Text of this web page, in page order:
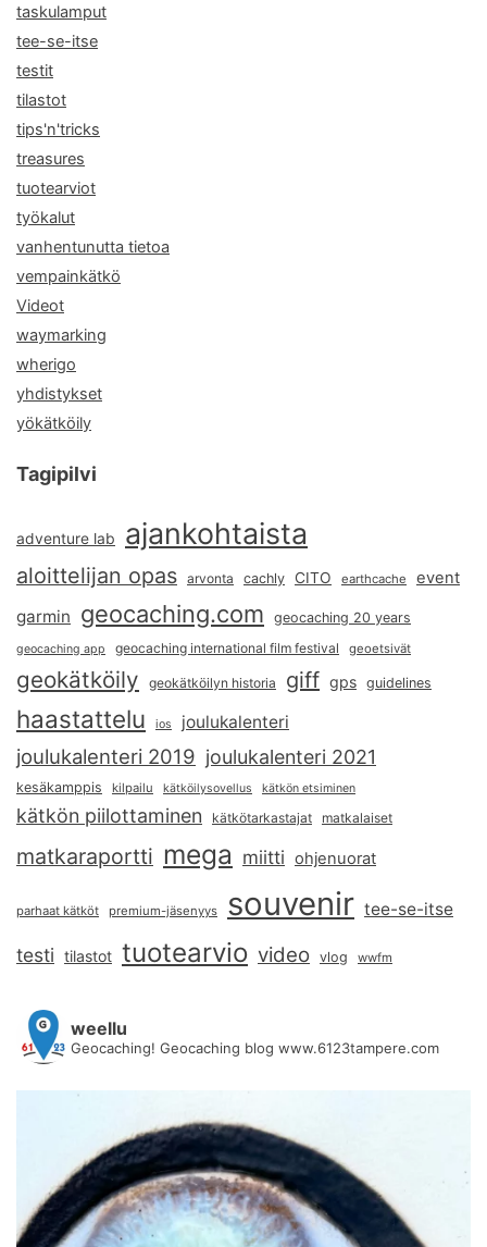
taskulamput
tee-se-itse
testit
tilastot
tips'n'tricks
treasures
tuotearviot
työkalut
vanhentunutta tietoa
vempainkätkö
Videot
waymarking
wherigo
yhdistykset
yökätköily
Tagipilvi
adventure lab ajankohtaista
aloittelijan opas arvonta cachly CITO earthcache event
garmin geocaching.com geocaching 20 years
geocaching app geocaching international film festival geoetsivät
geokätköily geokätköilyn historia giff gps guidelines
haastattelu ios joulukalenteri
joulukalenteri 2019 joulukalenteri 2021
kesäkamppis kilpailu kätköilysovellus kätkön etsiminen
kätkön piilottaminen kätkötarkastajat matkalaiset
matkaraportti mega miitti ohjenuorat
parhaat kätköt premium-jäsenyys souvenir tee-se-itse
testi tilastot tuotearvio video vlog wwfm
weellu
Geocaching! Geocaching blog www.6123tampere.com